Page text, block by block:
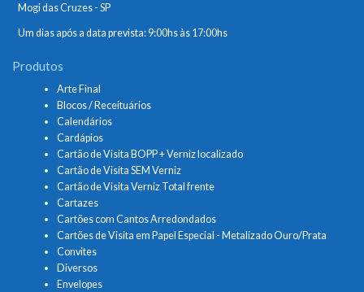
Mogi das Cruzes - SP
Um dias após a data prevista: 9:00hs às 17:00hs
Produtos
Arte Final
Blocos / Receituários
Calendários
Cardápios
Cartão de Visita BOPP + Verniz localizado
Cartão de Visita SEM Verniz
Cartão de Visita Verniz Total frente
Cartazes
Cartões com Cantos Arredondados
Cartões de Visita em Papel Especial - Metalizado Ouro/Prata
Convites
Diversos
Envelopes